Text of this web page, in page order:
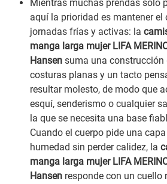
Mientras muchas prendas solo
aquí la prioridad es mantener el
jornadas frías y activas: la
manga larga mujer LIFA
Hansen suma una construcción
costuras planas y un tacto
resultar molesto, de modo que
esquí, senderismo o cualquier
la que se necesita una base
Cuando el cuerpo pide una
humedad sin perder calidez, la
manga larga mujer LIFA
Hansen responde con un cuello